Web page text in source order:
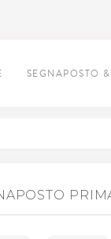
SEGNAPOSTO